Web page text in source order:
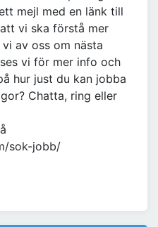
mejl med en länk till
vi ska förstå mer
av oss om nästa
vi för mer info och
hur just du kan jobba
Chatta, ring eller
sok-jobb/